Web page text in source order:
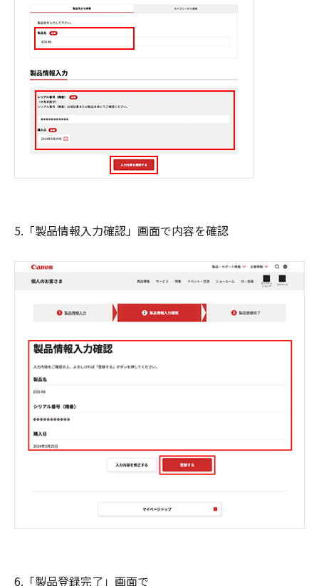
5.「製品情報入力確認」画面で内容を確認
6.「製品登録完了」画面で